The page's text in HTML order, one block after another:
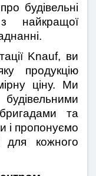
будівельні
найкращої
Knauf, ви
продукцію
ціну. Ми
та
і пропонуємо
для кожного